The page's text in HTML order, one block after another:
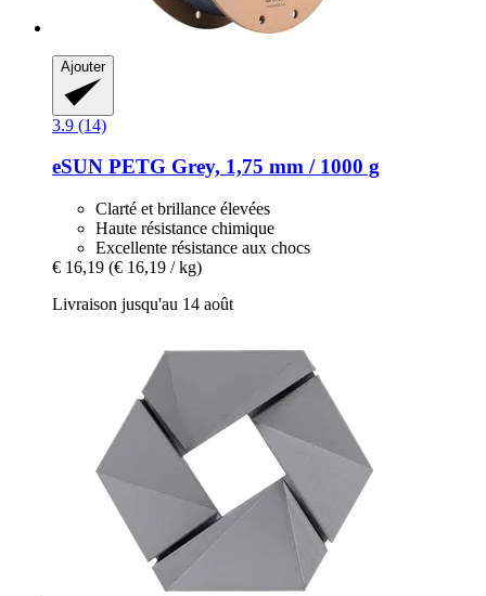
Ajouter
3.9 (14)
eSUN PETG Grey, 1,75 mm / 1000 g
Clarté et brillance élevées
Haute résistance chimique
Excellente résistance aux chocs
€ 16,19 (€ 16,19 / kg)
Livraison jusqu'au 14 août